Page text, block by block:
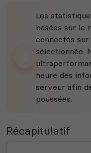
Les
basées sur le
connectés
sélectionnée.
heure des
serveur afin
poussées.
Récapitulatif